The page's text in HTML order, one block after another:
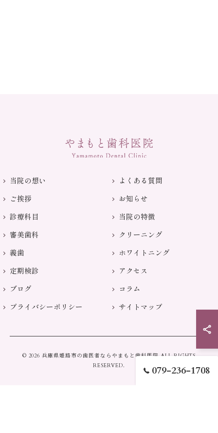
079-236-1708
当院の想い
よくある質問
ご挨拶
お知らせ
診療科目
当院の特徴
審美歯科
クリーニング
義歯
ホワイトニング
定期検診
アクセス
ブログ
コラム
プライバシーポリシー
サイトマップ
© 2026 兵庫県姫路市の歯医者ならやまもと歯科医院 ALL RIGHTS
RESERVED.